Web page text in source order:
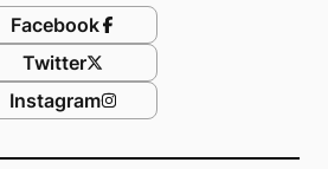
Facebook
Twitter
Instagram